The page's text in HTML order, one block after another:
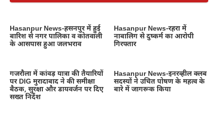
Hasanpur News-हसनपुर में हुई
बारिश से नगर पालिका व कोतवाली
के आसपास हुआ जलभराव
Hasanpur News-रहरा में
नाबालिग से दुष्कर्म का आरोपी
गिरफ्तार
गजरौला में कांवड़ यात्रा की तैयारियों
पर DIG मुरादाबाद ने की समीक्षा
बैठक, सुरक्षा और डायवर्जन पर दिए
सख्त निर्देश
Hasanpur News-इनरव्हील क्लब
सदस्यों ने उचित पोषण के महत्व के
बारे में जागरूक किया